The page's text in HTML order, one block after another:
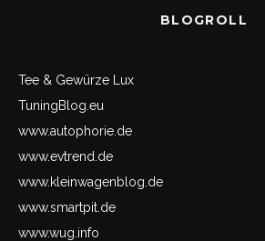
BLOGROLL
Tee & Gewürze Lux
TuningBlog.eu
www.autophorie.de
www.evtrend.de
www.kleinwagenblog.de
www.smartpit.de
www.wug.info